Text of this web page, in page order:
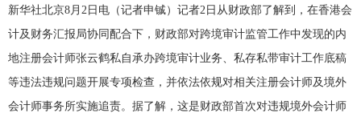
新华社北京8月2日电（记者申铖）记者2日从财政部了解到，在香港会
计及财务汇报局协同配合下，财政部对跨境审计监管工作中发现的内
地注册会计师张云鹤私自承办跨境审计业务、私存私带审计工作底稿
等违法违规问题开展专项检查，并依法依规对相关注册会计师及境外
会计师事务所实施追责。据了解，这是财政部首次对违规境外会计师